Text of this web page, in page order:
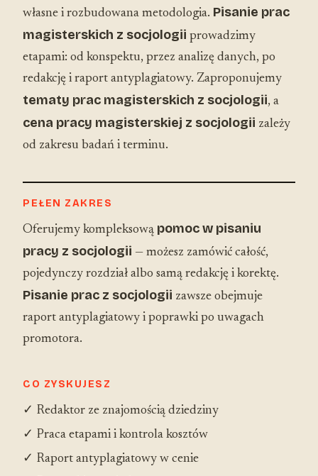
własne i rozbudowana metodologia. Pisanie prac
magisterskich z socjologii prowadzimy
etapami: od konspektu, przez analizę danych, po
redakcję i raport antyplagiatowy. Zaproponujemy
tematy prac magisterskich z socjologii, a
cena pracy magisterskiej z socjologii zależy
od zakresu badań i terminu.
PEŁEN ZAKRES
Oferujemy kompleksową pomoc w pisaniu
pracy z socjologii — możesz zamówić całość,
pojedynczy rozdział albo samą redakcję i korektę.
Pisanie prac z socjologii zawsze obejmuje
raport antyplagiatowy i poprawki po uwagach
promotora.
CO ZYSKUJESZ
✓ Redaktor ze znajomością dziedziny
✓ Praca etapami i kontrola kosztów
✓ Raport antyplagiatowy w cenie